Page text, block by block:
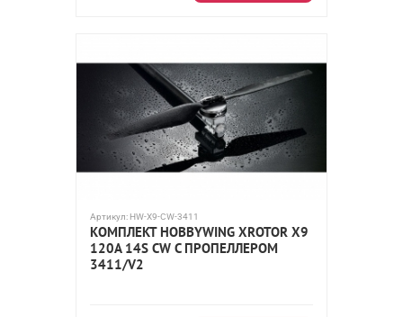
Артикул: HW-X9-CW-3411
КОМПЛЕКТ HOBBYWING XROTOR X9
120A 14S CW С ПРОПЕЛЛЕРОМ
3411/V2